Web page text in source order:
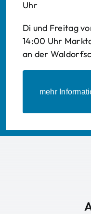
Uhr
Di und Freitag
14:00 Uhr
an der
mehr